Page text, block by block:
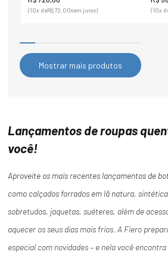
(10x deR$72,00sem juros) (10x
Mostrar mais produtos
Lançamentos de roupas
você!
Aproveite os mais recentes lançamentos de
como calçados forrados em lã natura,
sobretudos, jaquetas, suéteres, além de
aquecer os seus dias mais frios. A Fiero
especial com novidades – e nela você